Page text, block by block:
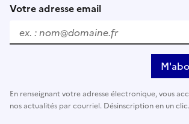
Votre adresse email
En renseignant votre adresse électronique, vous
nos actualités par courriel. Désinscription en un clic.